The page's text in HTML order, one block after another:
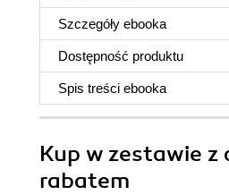
Szczegóły ebooka
Dostępność produktu
Spis treści ebooka
Kup w zestawie
rabatem